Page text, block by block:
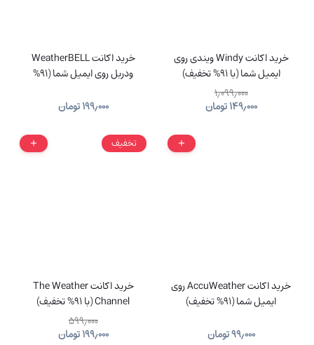
خرید اکانت Windy ویندی روی
ایمیل شما (با 91% تخفیف)
۱٫۰۹۹٫۰۰۰
۱۴۹٫۰۰۰تومان
خرید اکانت WeatherBELL
ودربل روی ایمیل شما (91%
۱۹۹٫۰۰۰تومان
خرید اکانت AccuWeather روی
ایمیل شما (91% تخفیف)
۹۹٫۰۰۰تومان
تخفیف
خرید اکانت The Weather
Channel (با 91% تخفیف)
۵۹۹٫۰۰۰
۱۹۹٫۰۰۰تومان